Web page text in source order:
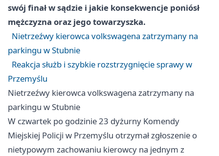
swój finał w sądzie i jakie konsekwencje poniósł
mężczyzna oraz jego towarzyszka.
Nietrzeźwy kierowca volkswagena zatrzymany na
parkingu w Stubnie
Reakcja służb i szybkie rozstrzygnięcie sprawy w
Przemyślu
Nietrzeźwy kierowca volkswagena zatrzymany na
parkingu w Stubnie
W czwartek po godzinie 23 dyżurny Komendy
Miejskiej Policji w Przemyślu otrzymał zgłoszenie o
nietypowym zachowaniu kierowcy na jednym z